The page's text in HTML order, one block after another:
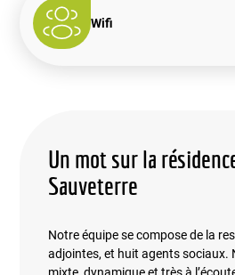
Wifi
Un mot sur la
Sauveterre
Notre équipe se compose de la
adjointes, et huit agents sociaux.
mixte, dynamique et très à